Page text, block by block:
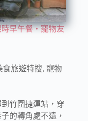
時早午餐‧寵物友
食旅遊特搜, 寵物
竹圍捷運站，穿
的轉角處不遠，